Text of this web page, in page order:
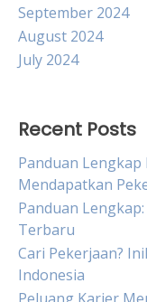
September 2024
August 2024
July 2024
Recent Posts
Panduan
Mendapatkan
Panduan
Terbaru
Cari Pekerjaan?
Indonesia